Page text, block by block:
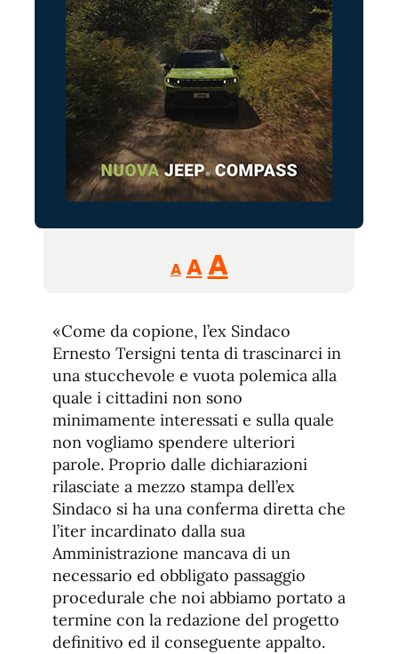
A
Reducir
tamaño
A Restablecer
de
fuente
AAumentar
de
fuente.
«Come da copione, l’ex Sindaco
Ernesto Tersigni tenta di trascinarci in
una stucchevole e vuota polemica alla
quale i cittadini non sono
minimamente interessati e sulla quale
non vogliamo spendere ulteriori
parole. Proprio dalle dichiarazioni
rilasciate a mezzo stampa dell’ex
Sindaco si ha una conferma diretta che
l’iter incardinato dalla sua
Amministrazione mancava di un
necessario ed obbligato passaggio
procedurale che noi abbiamo portato a
termine con la redazione del progetto
definitivo ed il conseguente appalto.